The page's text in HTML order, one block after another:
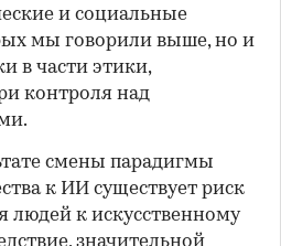
и социальные
мы говорили выше, но и
в части этики,
контроля над
смены парадигмы
к ИИ существует риск
людей к искусственному
значительной